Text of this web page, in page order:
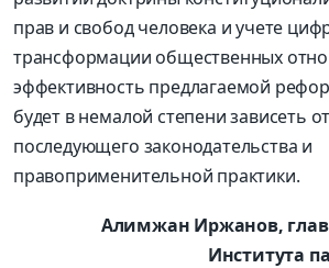
прав и свобод человека и учете
трансформации общественных
эффективность предлагаемой
будет в немалой степени зависеть
последующего законодательства и
правоприменительной практики.
Алимжан Иржанов,
Института